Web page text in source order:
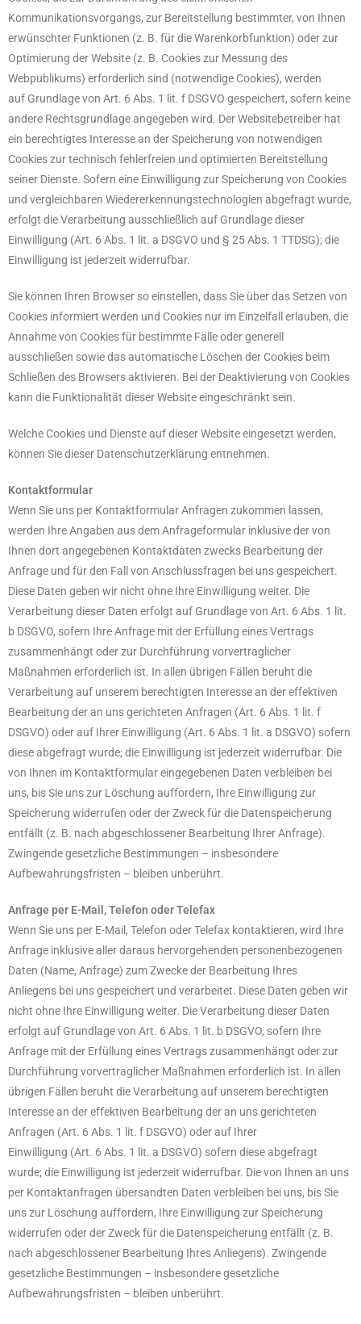
Kommunikationsvorgangs, zur Bereitstellung bestimmter, von Ihnen
erwünschter Funktionen (z. B. für die Warenkorbfunktion) oder zur
Optimierung der Website (z. B. Cookies zur Messung des
Webpublikums) erforderlich sind (notwendige Cookies), werden
auf Grundlage von Art. 6 Abs. 1 lit. f DSGVO gespeichert, sofern keine
andere Rechtsgrundlage angegeben wird. Der Websitebetreiber hat
ein berechtigtes Interesse an der Speicherung von notwendigen
Cookies zur technisch fehlerfreien und optimierten Bereitstellung
seiner Dienste. Sofern eine Einwilligung zur Speicherung von Cookies
und vergleichbaren Wiedererkennungstechnologien abgefragt wurde,
erfolgt die Verarbeitung ausschließlich auf Grundlage dieser
Einwilligung (Art. 6 Abs. 1 lit. a DSGVO und § 25 Abs. 1 TTDSG); die
Einwilligung ist jederzeit widerrufbar.
Sie können Ihren Browser so einstellen, dass Sie über das Setzen von
Cookies informiert werden und Cookies nur im Einzelfall erlauben, die
Annahme von Cookies für bestimmte Fälle oder generell
ausschließen sowie das automatische Löschen der Cookies beim
Schließen des Browsers aktivieren. Bei der Deaktivierung von Cookies
kann die Funktionalität dieser Website eingeschränkt sein.
Welche Cookies und Dienste auf dieser Website eingesetzt werden,
können Sie dieser Datenschutzerklärung entnehmen.
Kontaktformular
Wenn Sie uns per Kontaktformular Anfragen zukommen lassen,
werden Ihre Angaben aus dem Anfrageformular inklusive der von
Ihnen dort angegebenen Kontaktdaten zwecks Bearbeitung der
Anfrage und für den Fall von Anschlussfragen bei uns gespeichert.
Diese Daten geben wir nicht ohne Ihre Einwilligung weiter. Die
Verarbeitung dieser Daten erfolgt auf Grundlage von Art. 6 Abs. 1 lit.
b DSGVO, sofern Ihre Anfrage mit der Erfüllung eines Vertrags
zusammenhängt oder zur Durchführung vorvertraglicher
Maßnahmen erforderlich ist. In allen übrigen Fällen beruht die
Verarbeitung auf unserem berechtigten Interesse an der effektiven
Bearbeitung der an uns gerichteten Anfragen (Art. 6 Abs. 1 lit. f
DSGVO) oder auf Ihrer Einwilligung (Art. 6 Abs. 1 lit. a DSGVO) sofern
diese abgefragt wurde; die Einwilligung ist jederzeit widerrufbar. Die
von Ihnen im Kontaktformular eingegebenen Daten verbleiben bei
uns, bis Sie uns zur Löschung auffordern, Ihre Einwilligung zur
Speicherung widerrufen oder der Zweck für die Datenspeicherung
entfällt (z. B. nach abgeschlossener Bearbeitung Ihrer Anfrage).
Zwingende gesetzliche Bestimmungen – insbesondere
Aufbewahrungsfristen – bleiben unberührt.
Anfrage per E-Mail, Telefon oder Telefax
Wenn Sie uns per E-Mail, Telefon oder Telefax kontaktieren, wird Ihre
Anfrage inklusive aller daraus hervorgehenden personenbezogenen
Daten (Name, Anfrage) zum Zwecke der Bearbeitung Ihres
Anliegens bei uns gespeichert und verarbeitet. Diese Daten geben wir
nicht ohne Ihre Einwilligung weiter. Die Verarbeitung dieser Daten
erfolgt auf Grundlage von Art. 6 Abs. 1 lit. b DSGVO, sofern Ihre
Anfrage mit der Erfüllung eines Vertrags zusammenhängt oder zur
Durchführung vorvertraglicher Maßnahmen erforderlich ist. In allen
übrigen Fällen beruht die Verarbeitung auf unserem berechtigten
Interesse an der effektiven Bearbeitung der an uns gerichteten
Anfragen (Art. 6 Abs. 1 lit. f DSGVO) oder auf Ihrer
Einwilligung (Art. 6 Abs. 1 lit. a DSGVO) sofern diese abgefragt
wurde; die Einwilligung ist jederzeit widerrufbar. Die von Ihnen an uns
per Kontaktanfragen übersandten Daten verbleiben bei uns, bis Sie
uns zur Löschung auffordern, Ihre Einwilligung zur Speicherung
widerrufen oder der Zweck für die Datenspeicherung entfällt (z. B.
nach abgeschlossener Bearbeitung Ihres Anliegens). Zwingende
gesetzliche Bestimmungen – insbesondere gesetzliche
Aufbewahrungsfristen – bleiben unberührt.